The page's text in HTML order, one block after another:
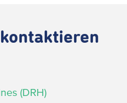
(DRH)